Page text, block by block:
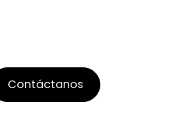
Contáctanos